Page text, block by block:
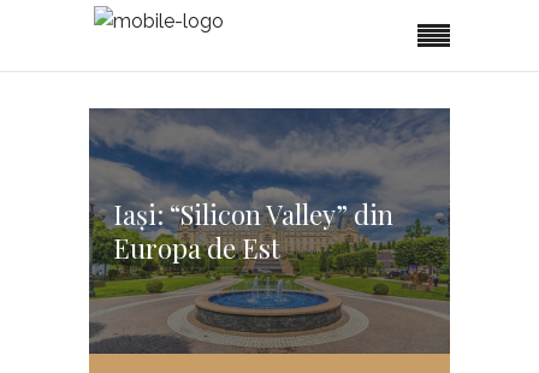
Iași: “Silicon Valley” din
Europa de Est